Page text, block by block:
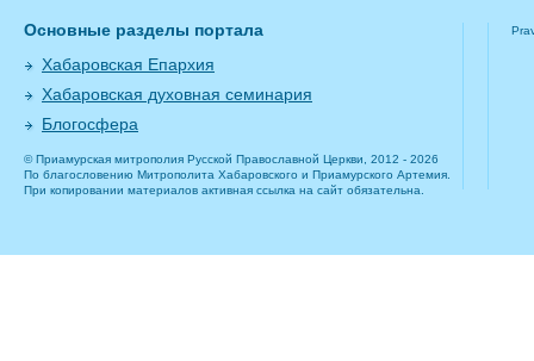
Основные разделы портала
Хабаровская Епархия
Хабаровская духовная семинария
Блогосфера
© Приамурская митрополия Русской Православной Церкви, 2012 - 2026
По благословению Митрополита Хабаровского и Приамурского Артемия.
При копировании материалов активная ссылка на сайт обязательна.